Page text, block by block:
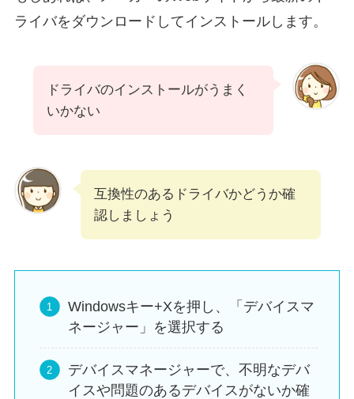
ライバをダウンロードしてインストールします。
ドライバのインストールがうまく
いかない
互換性のあるドライバかどうか確
認しましょう
Windowsキー+Xを押し、「デバイスマ
ネージャー」を選択する
デバイスマネージャーで、不明なデバ
イスや問題のあるデバイスがないか確